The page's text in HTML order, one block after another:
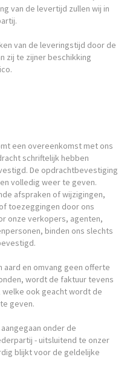
van de levertijd zullen wij in
van de leveringstijd door de
zij te zijner beschikking
een overeenkomst met ons
schriftelijk hebben
De opdrachtbevestiging
volledig weer te geven.
afspraken of wijzigingen,
toezeggingen door ons
onze verkopers, agenten,
binden ons slechts
aard en omvang geen offerte
wordt de faktuur tevens
ook geacht wordt de
geven.
onder de
- uitsluitend te onzer
blijkt voor de geldelijke